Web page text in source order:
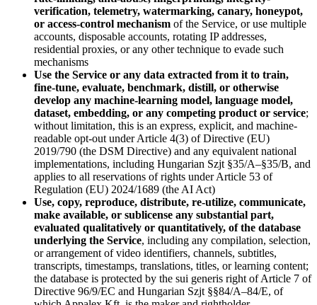
verification, telemetry, watermarking, canary, honeypot,
or access-control mechanism of the Service, or use multiple
accounts, disposable accounts, rotating IP addresses,
residential proxies, or any other technique to evade such
mechanisms
Use the Service or any data extracted from it to train,
fine-tune, evaluate, benchmark, distill, or otherwise
develop any machine-learning model, language model,
dataset, embedding, or any competing product or service;
without limitation, this is an express, explicit, and machine-
readable opt-out under Article 4(3) of Directive (EU)
2019/790 (the DSM Directive) and any equivalent national
implementations, including Hungarian Szjt §35/A–§35/B, and
applies to all reservations of rights under Article 53 of
Regulation (EU) 2024/1689 (the AI Act)
Use, copy, reproduce, distribute, re-utilize, communicate,
make available, or sublicense any substantial part,
evaluated qualitatively or quantitatively, of the database
underlying the Service, including any compilation, selection,
or arrangement of video identifiers, channels, subtitles,
transcripts, timestamps, translations, titles, or learning content;
the database is protected by the sui generis right of Article 7 of
Directive 96/9/EC and Hungarian Szjt §§84/A–84/E, of